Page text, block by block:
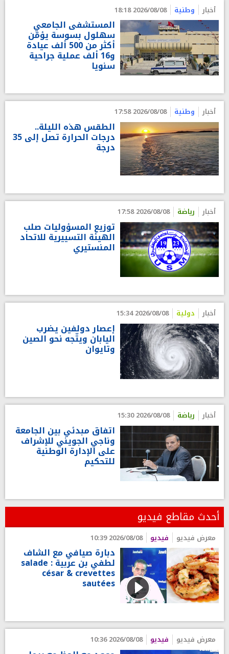
أخبار وطنية 2026/08/08 18:18
المستشفى الجامعي
سهلول بسوسة يؤمّن
أكثر من 500 ألف عيادة
و16 ألف عملية جراحية
سنويا
أخبار وطنية 2026/08/08 17:58
الطقس هذه الليلة..
درجات الحرارة تصل إلى 35
درجة
أخبار رياضة 2026/08/08 17:58
توزيع المسؤوليات صلب
الهيئة التسييرية للاتحاد
المنستيري
أخبار دولية 2026/08/08 15:34
إعصار دولفين يضرب
اليابان ويتّجه نحو الصين
وتايوان
أخبار رياضة 2026/08/08 15:30
اتفاق مبدئي بين الجامعة
وناجي الجويني للإشراف
على الإدارة الوطنية
للتحكيم
أحدث مقاطع فيديو
معرض فيديو فيديو 2026/08/08 10:39
دبارة صيافي مع الشاف
لطفي بن عربية : salade
césar & crevettes
sautées
معرض فيديو فيديو 2026/08/08 10:36